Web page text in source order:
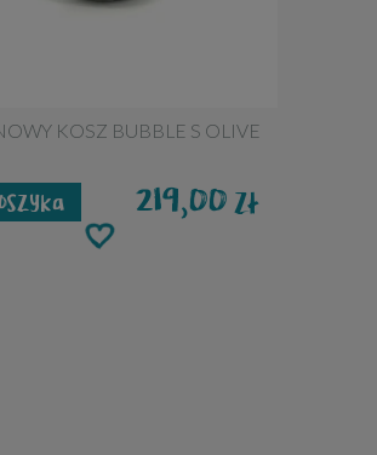
KOSZ BUBBLE S OLIVE
219,00zł